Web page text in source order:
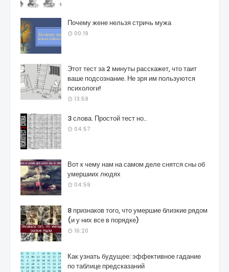
Почему жене нельзя стричь мужа
00:19
Этот тест за 2 минуты расскажет, что таит
ваше подсознание. Не зря им пользуются
психологи!
13:59
3 слова. Простой тест но..
04:57
Вот к чему нам на самом деле снятся сны об
умершиих людях
04:59
8 признаков того, что умершие близкие рядом
(и у них все в порядке)
16:20
Как узнать будущее: эффективное гадание
по таблице предсказаний